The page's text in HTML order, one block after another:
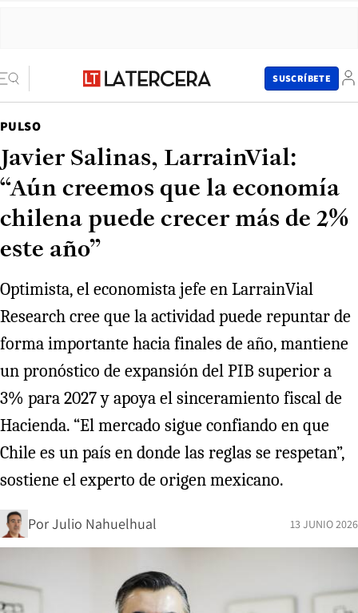
SUSCRÍBETE
PULSO
Javier Salinas, LarrainVial:
“Aún creemos que la economía
chilena puede crecer más de 2%
este año”
Optimista, el economista jefe en LarrainVial
Research cree que la actividad puede repuntar de
forma importante hacia finales de año, mantiene
un pronóstico de expansión del PIB superior a
3% para 2027 y apoya el sinceramiento fiscal de
Hacienda. “El mercado sigue confiando en que
Chile es un país en donde las reglas se respetan”,
sostiene el experto de origen mexicano.
PorJulio Nahuelhual 13 JUNIO 2026